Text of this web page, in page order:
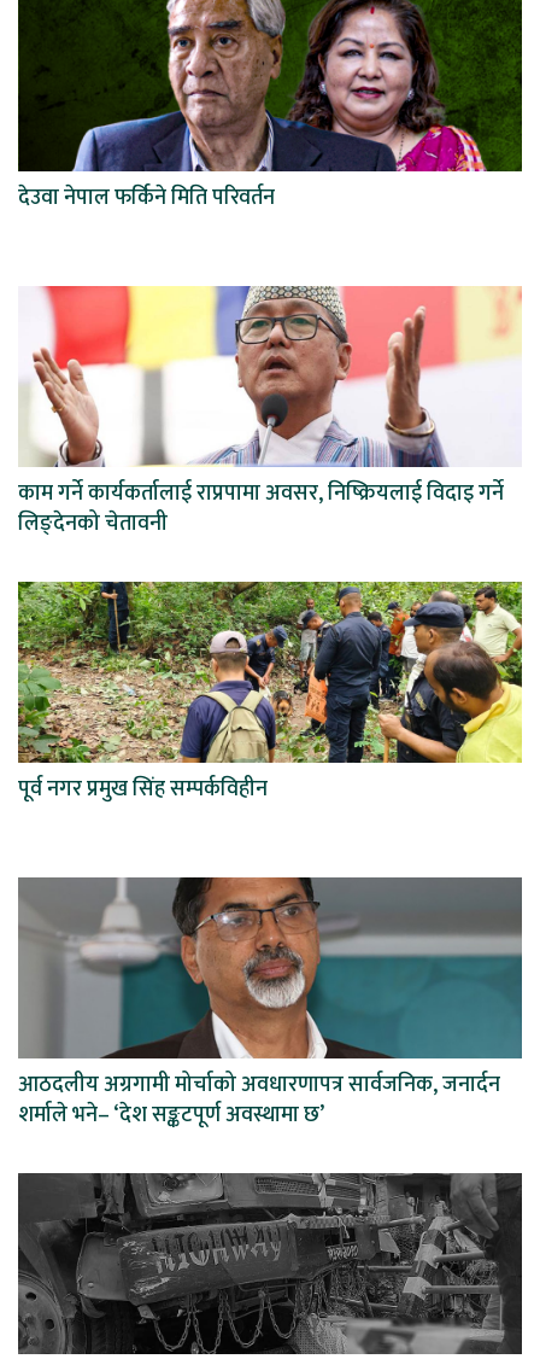
देउवा नेपाल फर्किने मिति परिवर्तन
काम गर्ने कार्यकर्तालाई राप्रपामा अवसर, निष्क्रियलाई विदाइ गर्ने
लिङ्देनको चेतावनी
पूर्व नगर प्रमुख सिंह सम्पर्कविहीन
आठदलीय अग्रगामी मोर्चाको अवधारणापत्र सार्वजनिक, जनार्दन
शर्माले भने– ‘देश सङ्कटपूर्ण अवस्थामा छ’